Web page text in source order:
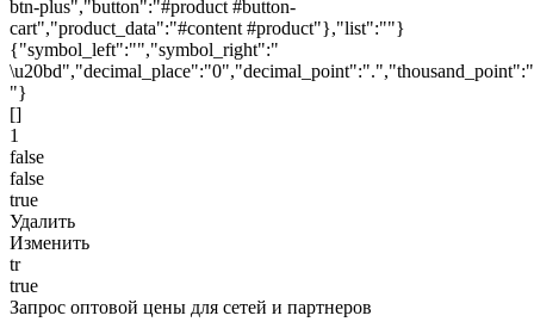
btn-plus","button":"#product #button-
cart","product_data":"#content #product"},"list":""}
{"symbol_left":"","symbol_right":"
\u20bd","decimal_place":"0","decimal_point":".","thousand_point":"
"}
[]
1
false
false
true
Удалить
Изменить
tr
true
Запрос оптовой цены для сетей и партнеров